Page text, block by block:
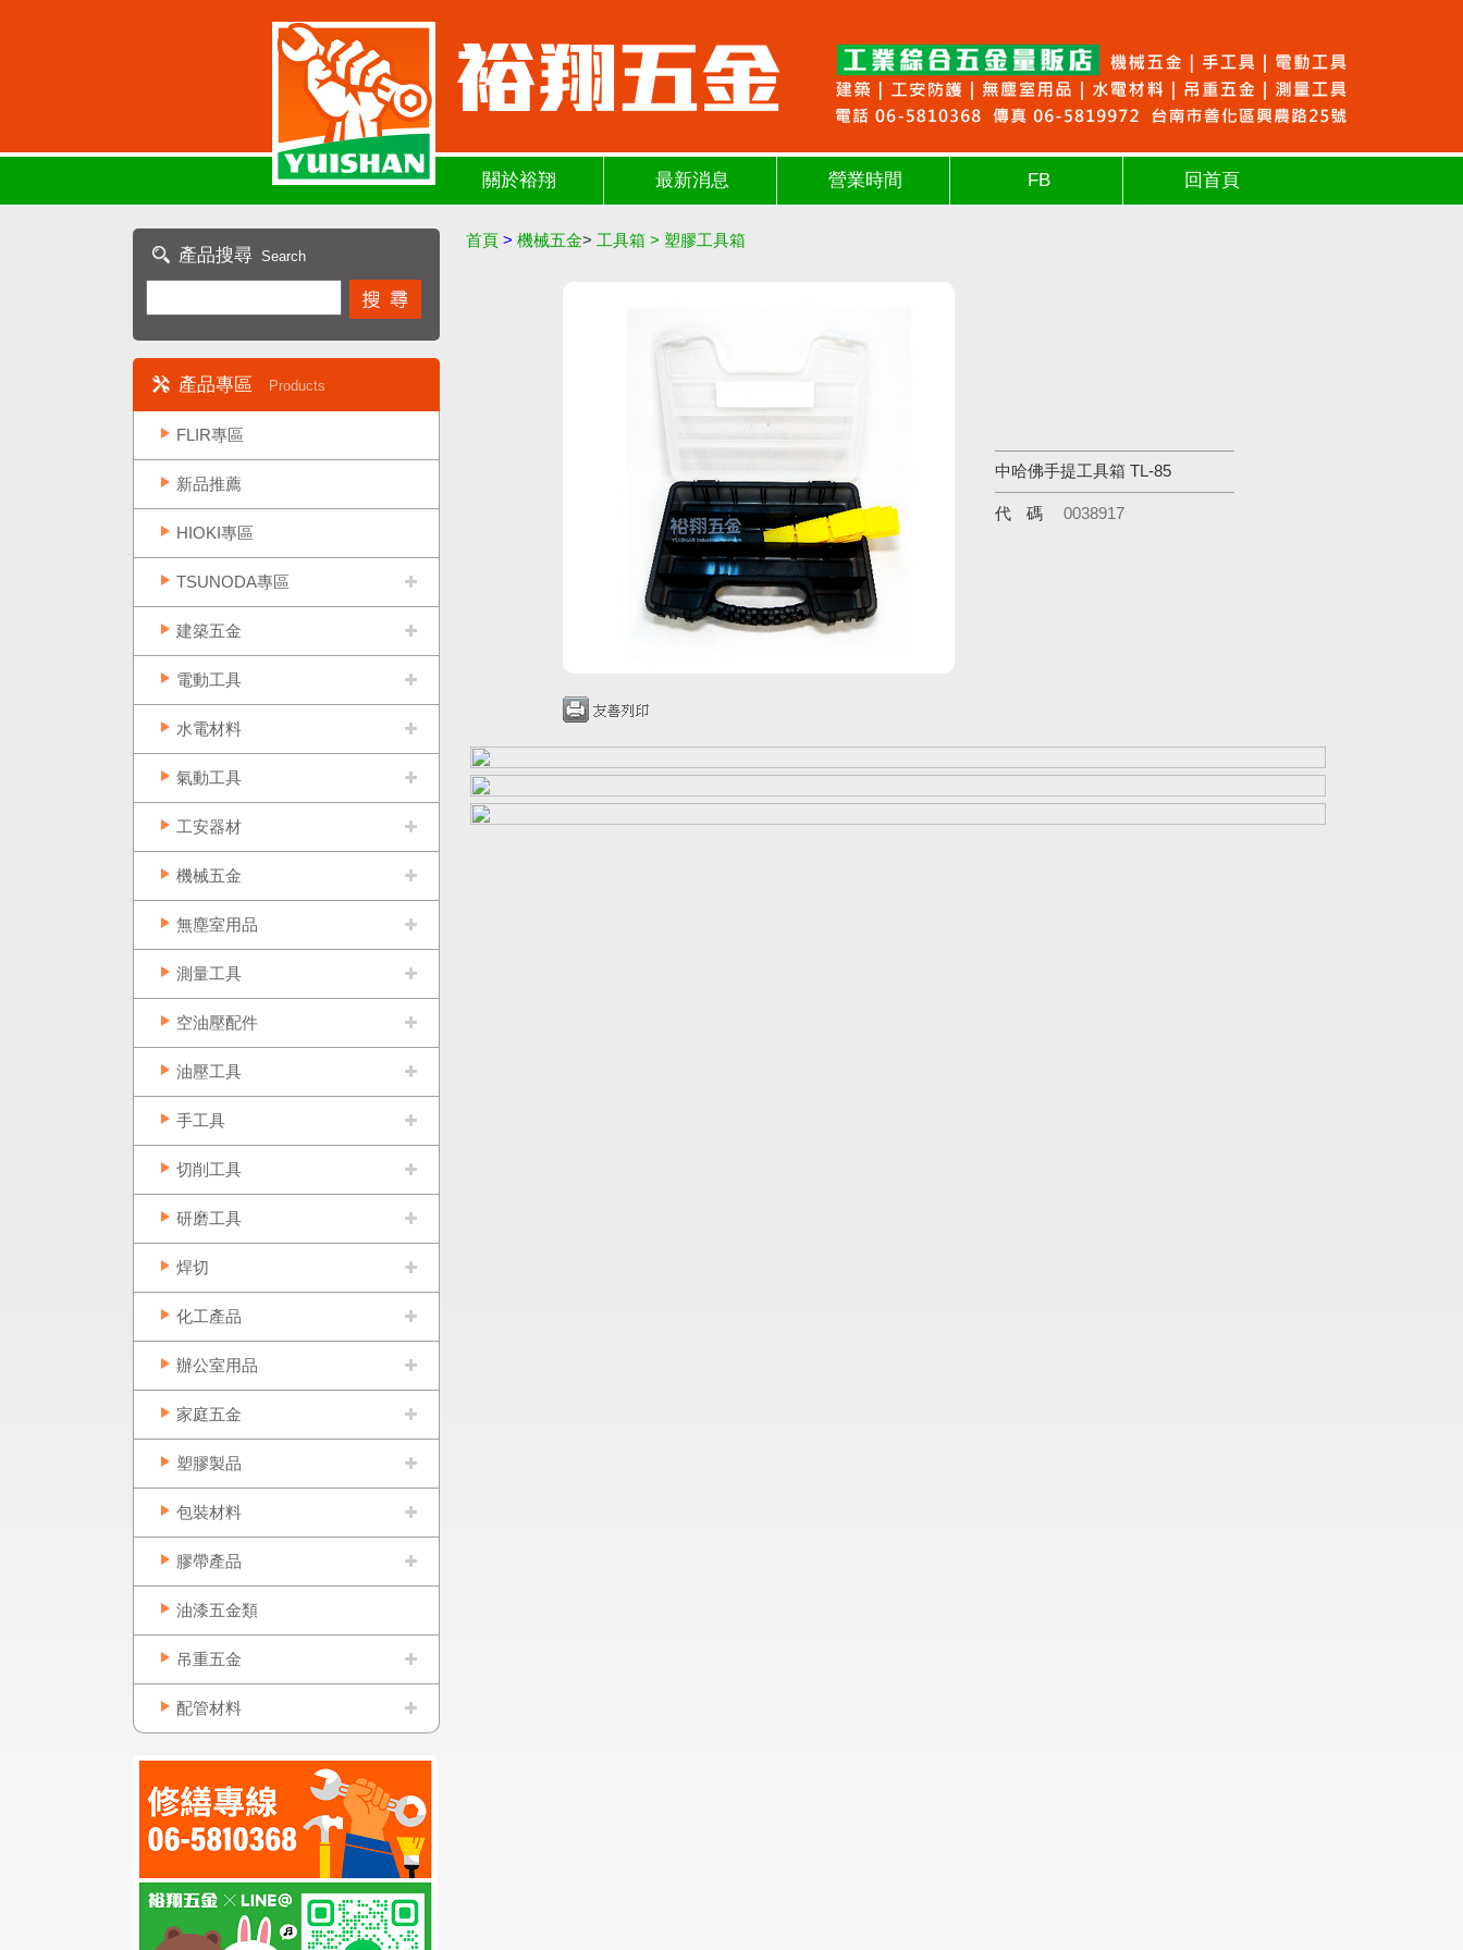
關於裕翔 最新消息 營業時間 FB 回首頁
產品搜尋 Search
產品專區 Products
FLIR專區
新品推薦
HIOKI專區
TSUNODA專區
建築五金
電動工具
水電材料
氣動工具
工安器材
機械五金
無塵室用品
測量工具
空油壓配件
油壓工具
手工具
切削工具
研磨工具
焊切
化工產品
辦公室用品
家庭五金
塑膠製品
包裝材料
膠帶產品
油漆五金類
吊重五金
配管材料
首頁 > 機械五金> 工具箱 > 塑膠工具箱
中哈佛手提工具箱 TL-85
代碼 0038917